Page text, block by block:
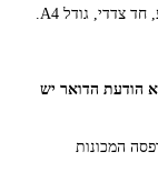
הודעת הדואר יש
המכונות